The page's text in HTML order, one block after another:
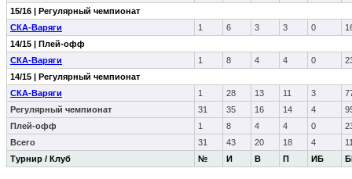
Турнир / Клуб № И В П ИБ
15/16 | Регулярный чемпионат
СКА-Варяги
1 6 3 3 0
14/15 | Плей-офф
СКА-Варяги
1 8 4 4 0
14/15 | Регулярный чемпионат
СКА-Варяги
1 28 13 11 3
Регулярный чемпионат
31 35 16 14 4
Плей-офф
1 8 4 4 0
Всего
31 43 20 18 4